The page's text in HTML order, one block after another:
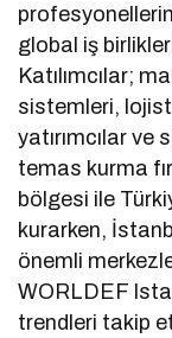
global iş
Katılımcılar;
sistemleri,
yatırımcılar ve
temas kurma
bölgesi ile
kurarken,
önemli
WORLDEF
trendleri takip